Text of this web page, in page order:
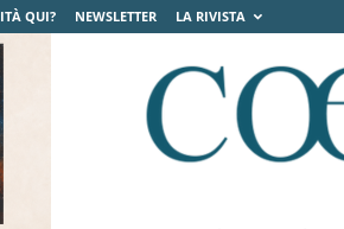
QUI? NEWSLETTER LA RIVISTA